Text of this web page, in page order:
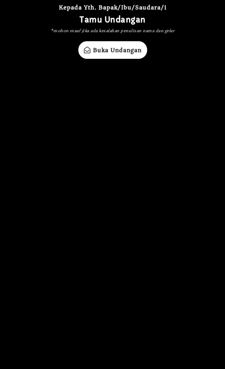
Kepada Yth. Bapak/Ibu/Saudara/i
Tamu Undangan
*mohon maaf jika ada kesalahan penulisan nama dan gelar
Buka Undangan